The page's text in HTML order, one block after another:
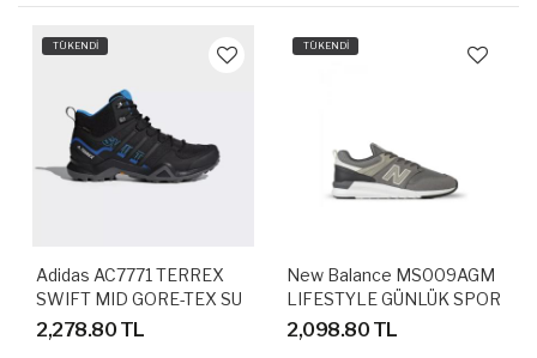
TÜKENDİ
Adidas AC7771 TERREX
SWIFT MID GORE-TEX SU
GEÇİRMEZ OUTDOOR
AYAKKABI
2,278.80 TL
TÜKENDİ
New Balance MS009AGM
LIFESTYLE GÜNLÜK SPOR
AYAKKABI
2,098.80 TL